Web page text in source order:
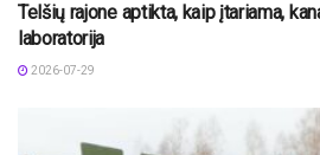
Telšių rajone aptikta, kaip įtariama,
laboratorija
2026-07-29